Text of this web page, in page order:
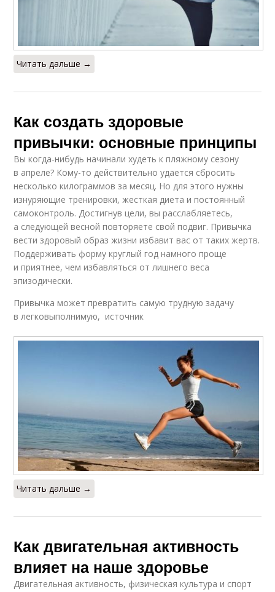
Читать дальше →
Как создать здоровые
привычки: основные принципы
Вы когда-нибудь начинали худеть к пляжному сезону
в апреле? Кому-то действительно удается сбросить
несколько килограммов за месяц. Но для этого нужны
изнуряющие тренировки, жесткая диета и постоянный
самоконтроль. Достигнув цели, вы расслабляетесь,
а следующей весной повторяете свой подвиг. Привычка
вести здоровый образ жизни избавит вас от таких жертв.
Поддерживать форму круглый год намного проще
и приятнее, чем избавляться от лишнего веса
эпизодически.
Привычка может превратить самую трудную задачу
в легковыполнимую, источник
Читать дальше →
Как двигательная активность
влияет на наше здоровье
Двигательная активность, физическая культура и спорт